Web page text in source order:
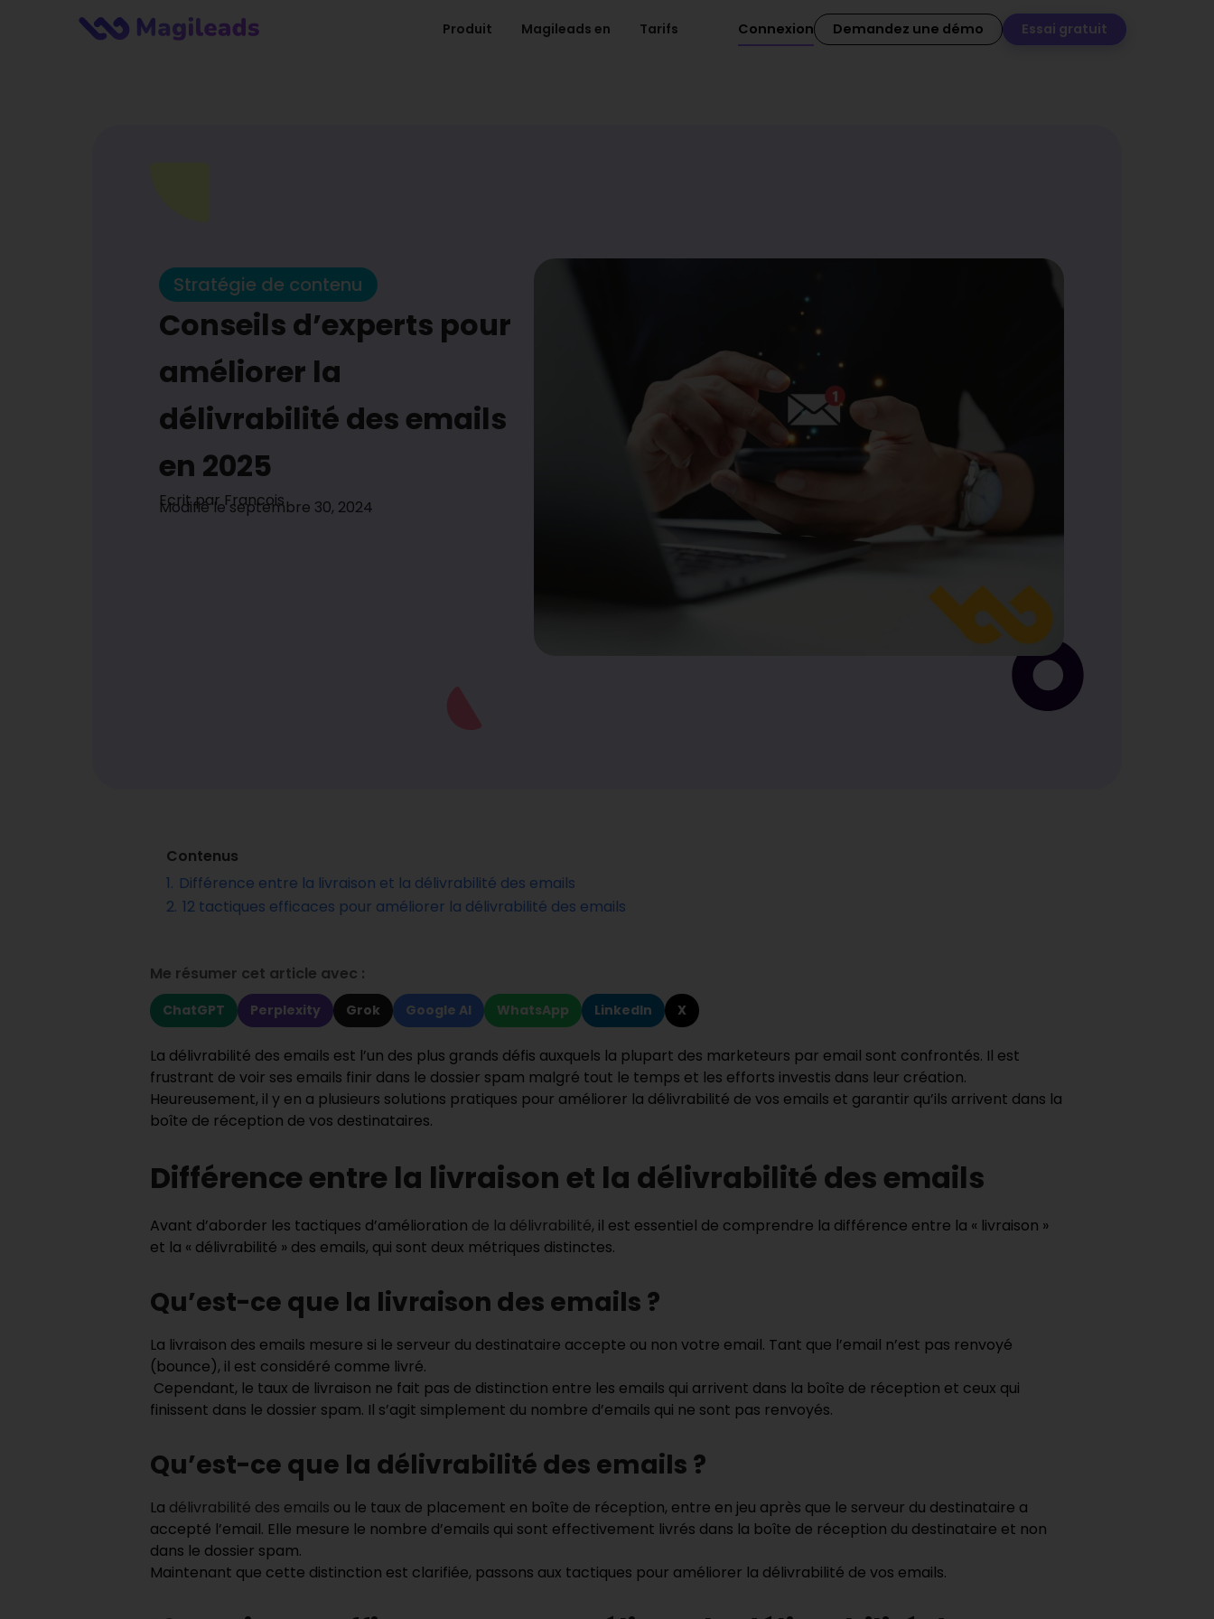
Produit Magileads en Tarifs Connexion Demandez une démo Essai gratuit
Stratégie de contenu
Conseils d’experts pour
améliorer la
délivrabilité des emails
en 2025
Ecrit parFrancois
Modifié le septembre 30, 2024
Contenus
1. Différence entre la livraison et la délivrabilité des emails
2. 12 tactiques efficaces pour améliorer la délivrabilité des emails
Me résumer cet article avec :
ChatGPT Perplexity Grok Google AI WhatsApp LinkedIn X
La délivrabilité des emails est l’un des plus grands défis auxquels la plupart des marketeurs par email sont confrontés. Il est
frustrant de voir ses emails finir dans le dossier spam malgré tout le temps et les efforts investis dans leur création.
Heureusement, il y en a plusieurs solutions pratiques pour améliorer la délivrabilité de vos emails et garantir qu’ils arrivent dans la
boîte de réception de vos destinataires.
Différence entre la livraison et la délivrabilité des emails
Avant d’aborder les tactiques d’amélioration de la délivrabilité, il est essentiel de comprendre la différence entre la « livraison »
et la « délivrabilité » des emails, qui sont deux métriques distinctes.
Qu’est-ce que la livraison des emails ?
La livraison des emails mesure si le serveur du destinataire accepte ou non votre email. Tant que l’email n’est pas renvoyé
(bounce), il est considéré comme livré.
Cependant, le taux de livraison ne fait pas de distinction entre les emails qui arrivent dans la boîte de réception et ceux qui
finissent dans le dossier spam. Il s’agit simplement du nombre d’emails qui ne sont pas renvoyés.
Qu’est-ce que la délivrabilité des emails ?
La délivrabilité des emails ou le taux de placement en boîte de réception, entre en jeu après que le serveur du destinataire a
accepté l’email. Elle mesure le nombre d’emails qui sont effectivement livrés dans la boîte de réception du destinataire et non
dans le dossier spam.
Maintenant que cette distinction est clarifiée, passons aux tactiques pour améliorer la délivrabilité de vos emails.